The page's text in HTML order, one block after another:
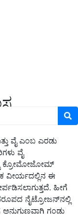
ವೈ ಎಂಬ ಎರಡು
ವೈ
ಕ್ರೋಮೋಜೋಮ್
ವೀರ್ಯದಲ್ಲಿನ ಈ
ಹೀಗೆ
ನೈಟ್ರೋಜನ್‌ನಲ್ಲಿ
ಅನುಗುಣವಾಗಿ ಗಂಡು